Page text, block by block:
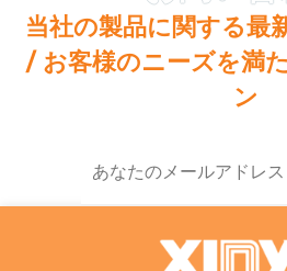
当社の製品に関する最
/ お客様のニーズを満
ン